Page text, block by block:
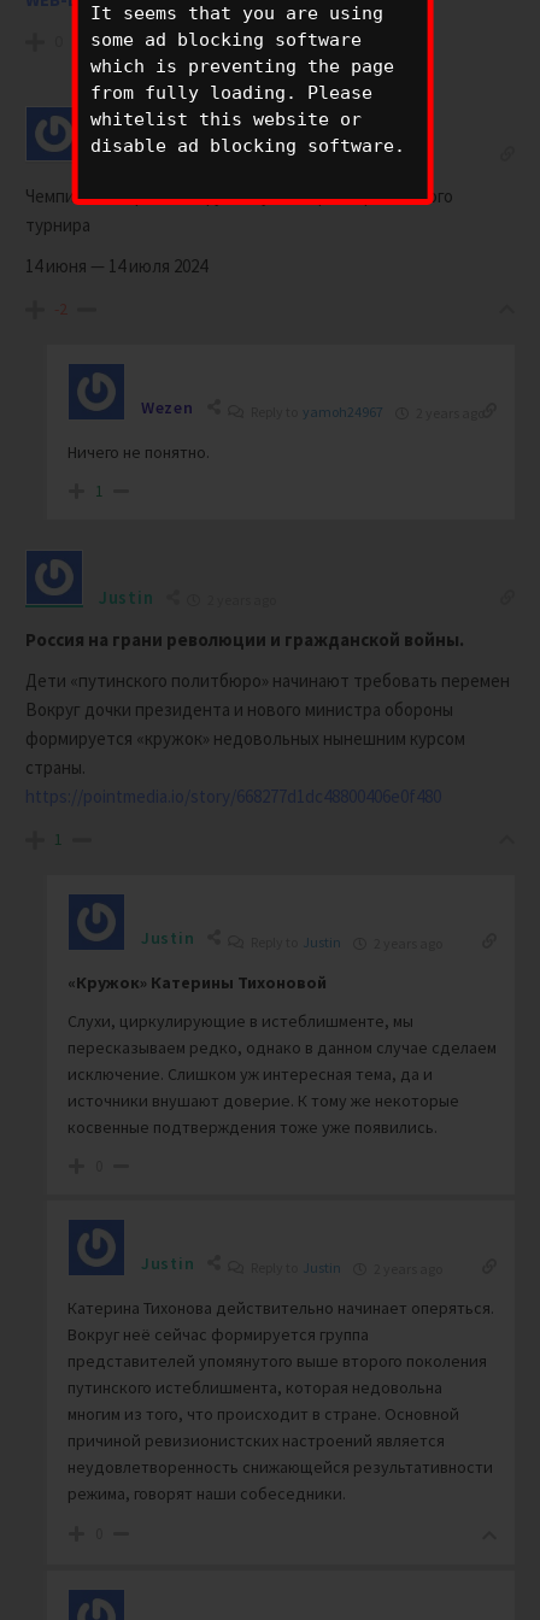
yamoh24967 2 years ago
Чемпионат Европы по футболу 2024Сроки финального
турнира
14 июня — 14 июля 2024
-2
Wezen yamoh24967
Ничего не понятно.
1
Justin
Россия на грани революции и гражданской войны.
Дети «путинского политбюро» начинают требовать перемен
Вокруг дочки президента и нового министра обороны
формируется «кружок» недовольных нынешним курсом
страны.
https://pointmedia.io/story/668277d1dc48800406e0f480
1
Justin Justin
«Кружок» Катерины Тихоновой
Слухи, циркулирующие в истеблишменте, мы
пересказываем редко, однако в данном случае сделаем
исключение. Слишком уж интересная тема, да и
источники внушают доверие. К тому же некоторые
косвенные подтверждения тоже уже появились.
Justin Justin
Катерина Тихонова действительно начинает оперяться.
Вокруг неё сейчас формируется группа
представителей упомянутого выше второго поколения
путинского истеблишмента, которая недовольна
многим из того, что происходит в стране. Основной
причиной ревизионистских настроений является
неудовлетворенность снижающейся результативности
режима, говорят наши собеседники.
It seems that you are using
some ad blocking software
which is preventing the page
from fully loading. Please
whitelist this website or
disable ad blocking software.